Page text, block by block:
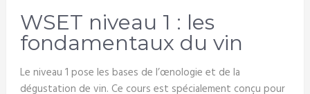
WSET niveau 1 : les
fondamentaux du vin
Le niveau 1 pose les bases de l’œnologie et de la
dégustation de vin. Ce cours est spécialement conçu pour